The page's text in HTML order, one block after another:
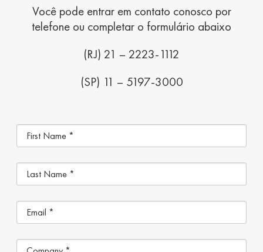
Você pode entrar em contato conosco por
telefone ou completar o formulário abaixo
(RJ) 21 – 2223-1112
(SP) 11 – 5197-3000